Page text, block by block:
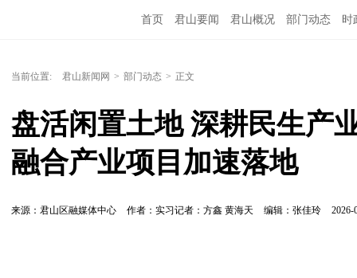
首页 君山要闻 君山概况 部门动态 时
当前位置: 君山新闻网 > 部门动态 > 正文
盘活闲置土地 深耕民生
融合产业项目加速落地
来源：君山区融媒体中心 作者：实习记者：方鑫 黄海天 编辑：张佳玲 2026-